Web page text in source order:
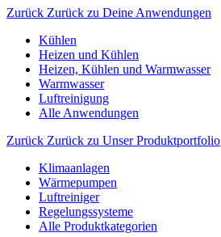
Zurück Zurück zu Deine Anwendungen
Kühlen
Heizen und Kühlen
Heizen, Kühlen und Warmwasser
Warmwasser
Luftreinigung
Alle Anwendungen
Zurück Zurück zu Unser Produktportfolio
Klimaanlagen
Wärmepumpen
Luftreiniger
Regelungssysteme
Alle Produktkategorien